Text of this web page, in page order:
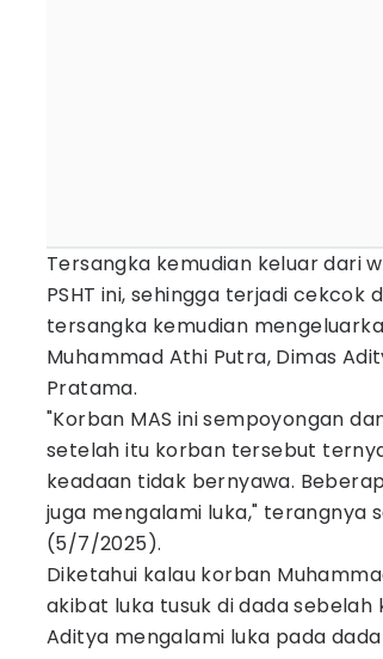
Tersangka kemudian keluar dari
PSHT ini, sehingga terjadi cekcok
tersangka kemudian
Muhammad Athi Putra, Dimas
Pratama.
"Korban MAS ini sempoyongan
setelah itu korban tersebut
keadaan tidak bernyawa.
juga mengalami luka," terangnya
(5/7/2025).
Diketahui kalau korban
akibat luka tusuk di dada
Aditya mengalami luka pada